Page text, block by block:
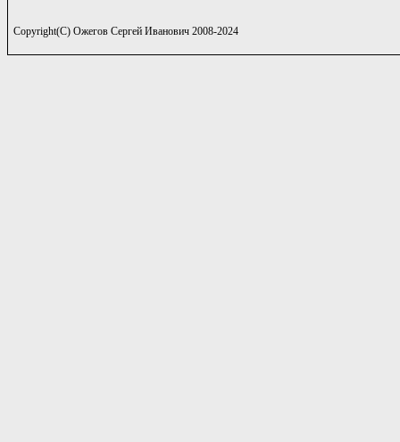
Copyright(C) Ожегов Сергей Иванович 2008-2024